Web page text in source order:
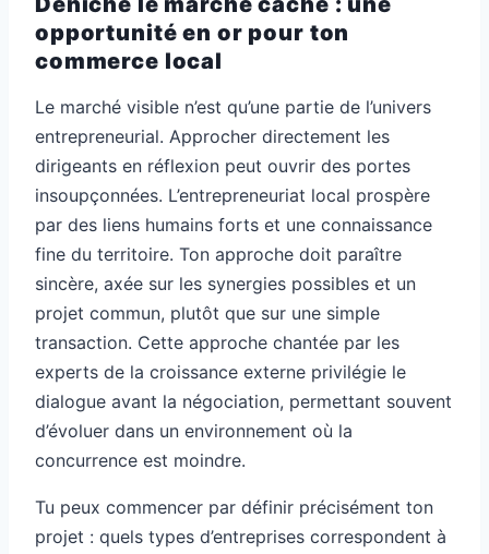
opportunité en or pour ton
commerce local
Le marché visible n’est qu’une partie de l’univers
entrepreneurial. Approcher directement les
dirigeants en réflexion peut ouvrir des portes
insoupçonnées. L’entrepreneuriat local prospère
par des liens humains forts et une connaissance
fine du territoire. Ton approche doit paraître
sincère, axée sur les synergies possibles et un
projet commun, plutôt que sur une simple
transaction. Cette approche chantée par les
experts de la croissance externe privilégie le
dialogue avant la négociation, permettant souvent
d’évoluer dans un environnement où la
concurrence est moindre.
Tu peux commencer par définir précisément ton
projet : quels types d’entreprises correspondent à